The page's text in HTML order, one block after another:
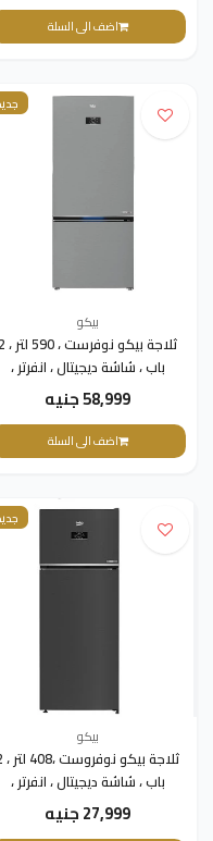
اضف الى السلة
بيكو
ثلاجة بيكو نوفرست ، 590 لتر ، 2
باب ، شاشة ديجيتال ، انفرتر ،
كومبى استانلس ، سيلفر ،
RCNE590E35ZXP2
58,999 جنيه
اضف الى السلة
بيكو
ثلاجة
باب ، شاشة ديجيتال ، انفرتر ،
استانلس غامق ،
RDNG551M20TXBR
27,999 جنيه